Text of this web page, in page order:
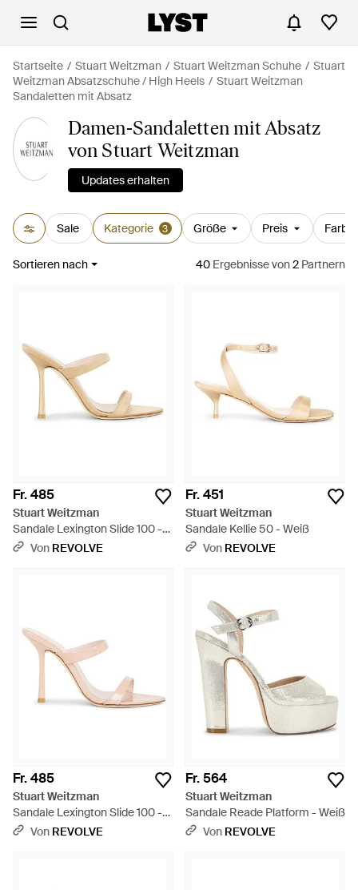
Startseite Stuart Weitzman Stuart Weitzman Schuhe
Stuart
Weitzman Absatzschuhe / High Heels
Stuart Weitzman
Sandaletten mit Absatz
Damen-Sandaletten mit Absatz
von Stuart Weitzman
Updates erhalten
Sale Kategorie 3 Größe Preis Farbe
Sortieren nach 40 Ergebnissevon2 Partnern
Fr. 485
Stuart Weitzman
Sandale Lexington Slide 100 -
WeißVon REVOLVE
Fr. 451
Stuart Weitzman
Sandale Kellie 50 - Weiß
Von REVOLVE
Fr. 485
Stuart Weitzman
Sandale Lexington Slide 100 -
WeißVon REVOLVE
Fr. 564
Stuart Weitzman
Sandale Reade Platform - Weiß
Von REVOLVE